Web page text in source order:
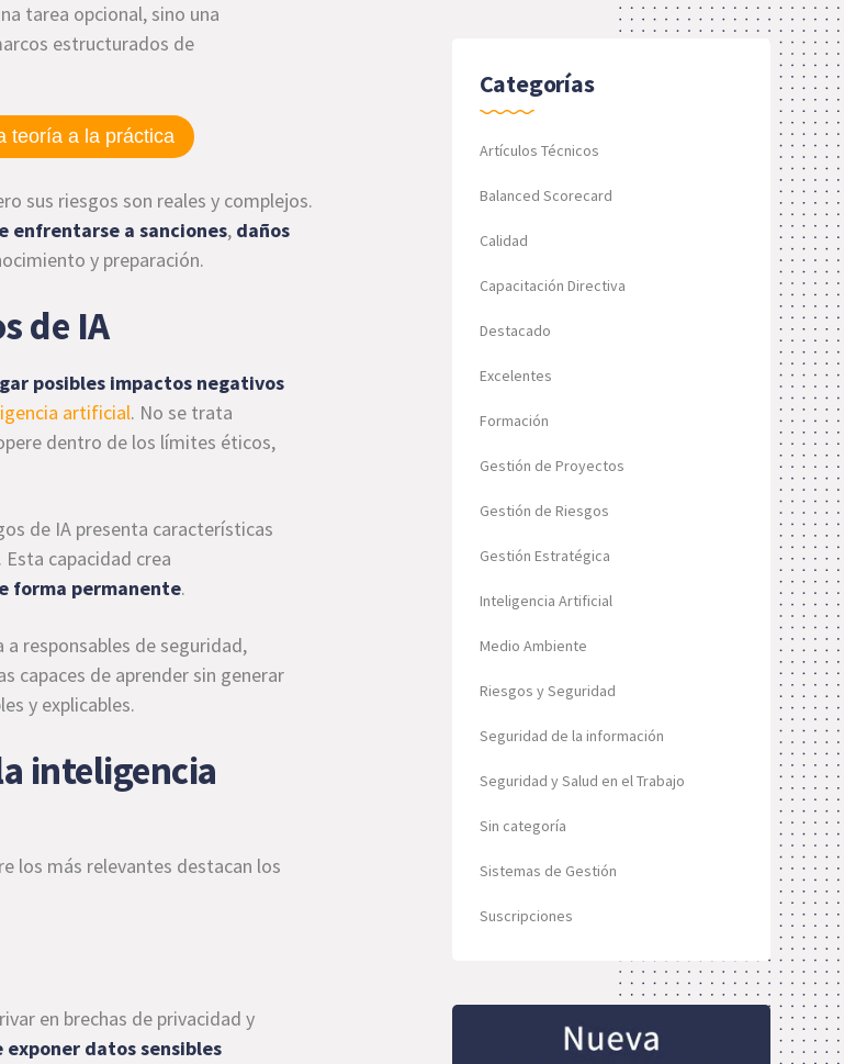
tarea opcional, sino una
estructurados de
teoría a la práctica
sus riesgos son reales y complejos.
enfrentarse a sanciones, daños
y preparación.
de IA
posibles impactos negativos
artificial. No se trata
dentro de los límites éticos,
de IA presenta características
capacidad crea
forma permanente.
a responsables de seguridad,
capaces de aprender sin generar
y explicables.
inteligencia
los más relevantes destacan los
en brechas de privacidad y
datos sensibles
Categorías
Artículos Técnicos
Balanced Scorecard
Calidad
Capacitación Directiva
Destacado
Excelentes
Formación
Gestión de Proyectos
Gestión de Riesgos
Gestión Estratégica
Inteligencia Artificial
Medio Ambiente
Riesgos y Seguridad
Seguridad de la información
Seguridad y Salud en el Trabajo
Sin categoría
Sistemas de Gestión
Suscripciones